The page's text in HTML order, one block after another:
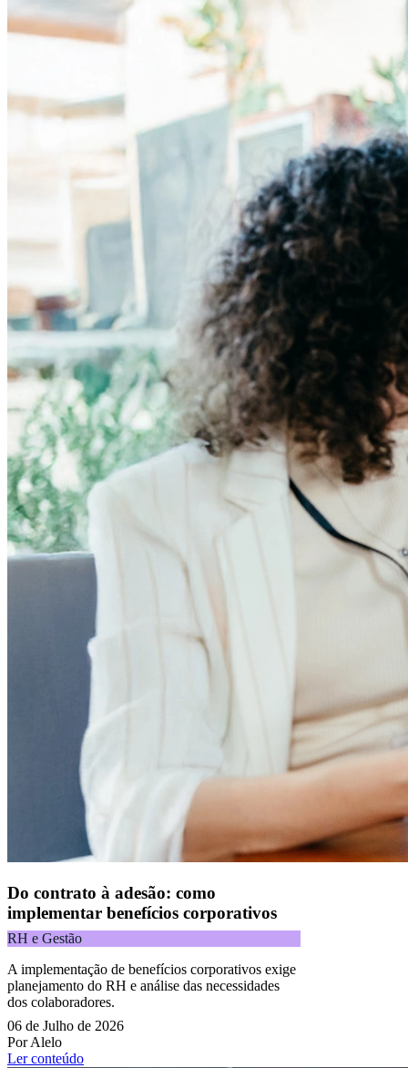
Do contrato à adesão: como
implementar benefícios corporativos
RH e Gestão
A implementação de benefícios corporativos exige
planejamento do RH e análise das necessidades
dos colaboradores.
06 de Julho de 2026
Por Alelo
Ler conteúdo